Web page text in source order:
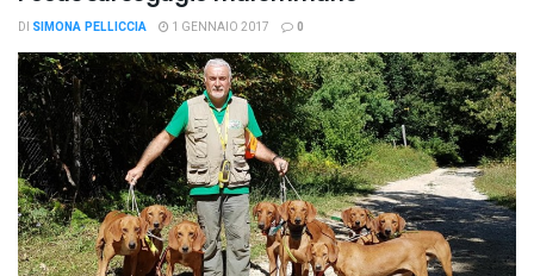
DI SIMONA PELLICCIA 1 GENNAIO 2017 0